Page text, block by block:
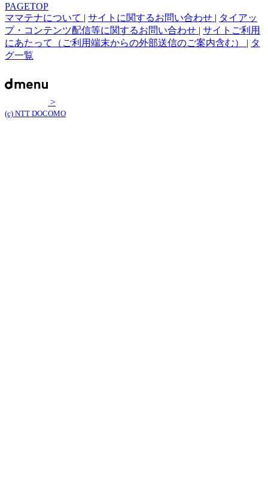
PAGETOP
ママテナについて | サイトに関するお問い合わせ | タイアッ
プ・コンテンツ配信等に関するお問い合わせ | サイトご利用
にあたって（ご利用端末からの外部送信のご案内含む） | タ
グ一覧
>
(c) NTT DOCOMO